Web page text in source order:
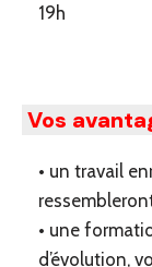
19h
Vos
• un travail
• une
d’évolution,